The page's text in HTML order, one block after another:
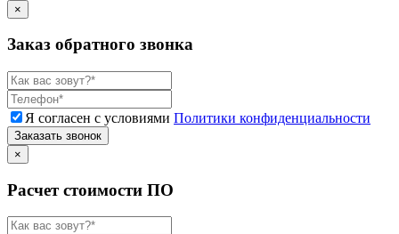
×
Заказ обратного звонка
Я согласен с условиями Политики конфиденциальности
Заказать звонок
×
Расчет стоимости ПО